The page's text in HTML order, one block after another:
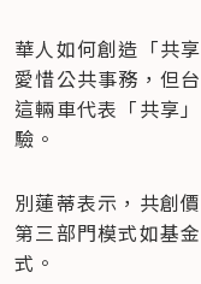
華人如何創造「共
愛惜公共事務，但
這輛車代表「共享
驗。
別蓮蒂表示，共創
第三部門模式如基
式。